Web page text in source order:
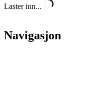
Laster inn...
Navigasjon